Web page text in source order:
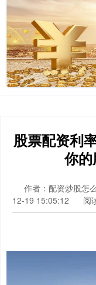
股票配资利
你
作者：配资炒股怎
12-19 15:05:12
阅